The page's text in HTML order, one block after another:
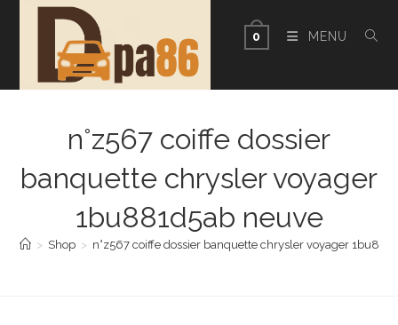
0 MENU
n°z567 coiffe dossier
banquette chrysler voyager
1bu881d5ab neuve
> Shop > n°z567 coiffe dossier banquette chrysler voyager